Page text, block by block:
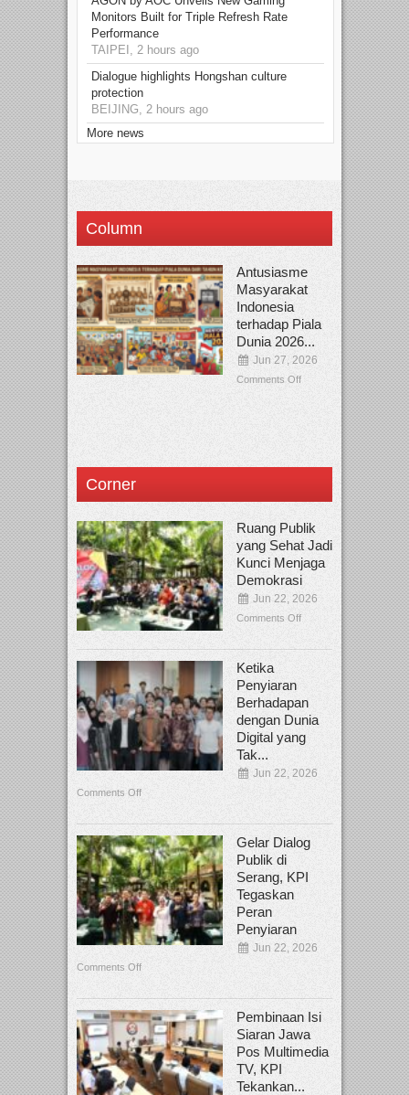
Monitors Built for Triple Refresh Rate
Performance
TAIPEI, 2 hours ago
Dialogue highlights Hongshan culture
protection
BEIJING, 2 hours ago
More news
Column
Antusiasme
Masyarakat
Indonesia
terhadap Piala
Dunia 2026...
Jun 27, 2026
Comments Off
Corner
Ruang Publik
yang Sehat Jadi
Kunci Menjaga
Demokrasi
Jun 22, 2026
Comments Off
Ketika
Penyiaran
Berhadapan
dengan Dunia
Digital yang
Tak...
Jun 22, 2026
Comments Off
Gelar Dialog
Publik di
Serang, KPI
Tegaskan
Peran
Penyiaran
Jun 22, 2026
Comments Off
Pembinaan Isi
Siaran Jawa
Pos Multimedia
TV, KPI
Tekankan...